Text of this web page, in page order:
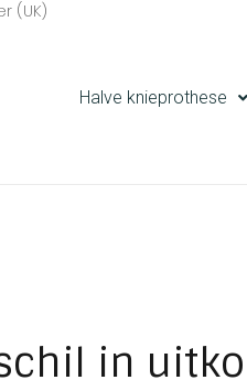
(UK)
Halve knieprothese
in